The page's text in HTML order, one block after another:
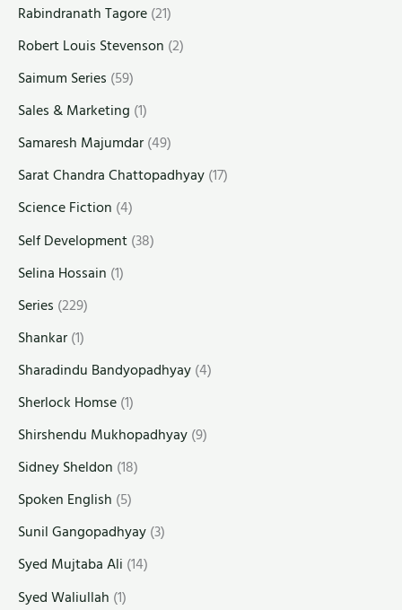
Rabindranath Tagore(21)
Robert Louis Stevenson (2)
Saimum Series (59)
Sales & Marketing (1)
Samaresh Majumdar(49)
Sarat Chandra Chattopadhyay(17)
Science Fiction (4)
Self Development(38)
Selina Hossain (1)
Series (229)
Shankar(1)
Sharadindu Bandyopadhyay(4)
Sherlock Homse(1)
Shirshendu Mukhopadhyay(9)
Sidney Sheldon (18)
Spoken English (5)
Sunil Gangopadhyay(3)
Syed Mujtaba Ali (14)
Syed Waliullah (1)